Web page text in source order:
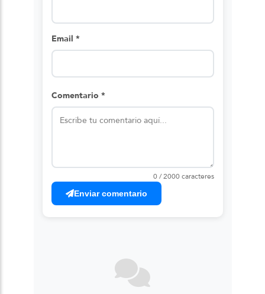
Email *
Comentario *
0 / 2000 caracteres
Enviar comentario